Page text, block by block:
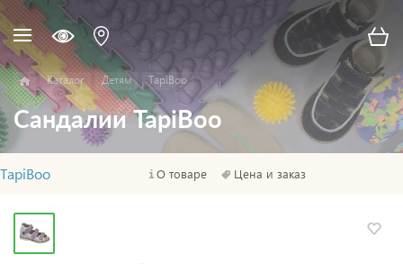
Каталог Детям TapiBoo
Сандалии TapiBoo
TapiBoo О товаре Цена и заказ